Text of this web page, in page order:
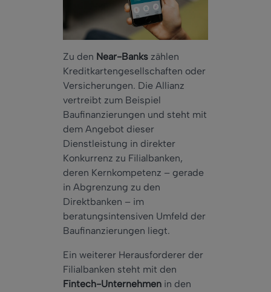
Zu den Near-Banks zählen
Kreditkartengesellschaften oder
Versicherungen. Die Allianz
vertreibt zum Beispiel
Baufinanzierungen und steht mit
dem Angebot dieser
Dienstleistung in direkter
Konkurrenz zu Filialbanken,
deren Kernkompetenz – gerade
in Abgrenzung zu den
Direktbanken – im
beratungsintensiven Umfeld der
Baufinanzierungen liegt.
Ein weiterer Herausforderer der
Filialbanken steht mit den
Fintech-Unternehmen in den